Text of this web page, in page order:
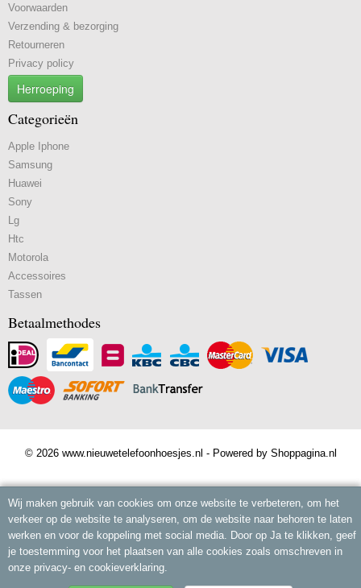
Voorwaarden
Verzending & bezorging
Retourneren
Privacy policy
Herroeping
Categorieën
Apple Iphone
Samsung
Huawei
Sony
Lg
Htc
Motorola
Accessoires
Tassen
Betaalmethodes
© 2026 www.nieuwetelefoonhoesjes.nl - Powered by Shoppagina.nl
Wij maken gebruik van cookies om onze website te verbeteren, om het
verkeer op de website te analyseren, om de website naar behoren te laten
werken en voor de koppeling met social media. Door op Ja te klikken, geef
je toestemming voor het plaatsen van alle cookies zoals omschreven in
onze privacy- en cookieverklaring.